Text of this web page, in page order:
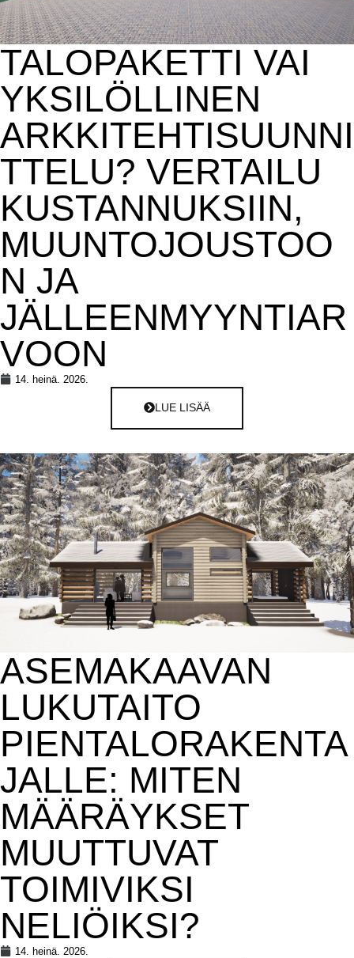
TALOPAKETTI VAI
YKSILÖLLINEN
ARKKITEHTISUUNNI
TTELU? VERTAILU
KUSTANNUKSIIN,
MUUNTOJOUSTOO
N JA
JÄLLEENMYYNTIAR
VOON
14. heinä. 2026.
LUE LISÄÄ
ASEMAKAAVAN
LUKUTAITO
PIENTALORAKENTA
JALLE: MITEN
MÄÄRÄYKSET
MUUTTUVAT
TOIMIVIKSI
NELIÖIKSI?
14. heinä. 2026.